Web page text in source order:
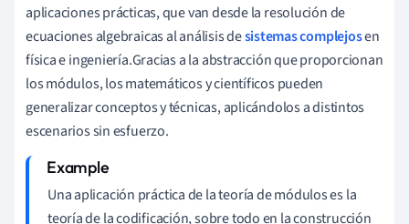
aplicaciones prácticas, que van desde la resolución de
ecuaciones algebraicas al análisis desistemas complejosen
física e ingeniería.Gracias a la abstracción que proporcionan
los módulos, los matemáticos y científicos pueden
generalizar conceptos y técnicas, aplicándolos a distintos
escenarios sin esfuerzo.
Una aplicación práctica de la teoría de módulos es la
teoría de la codificación, sobre todo en la construcción